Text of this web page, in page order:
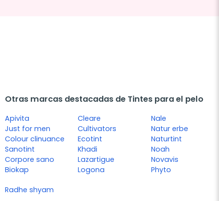
Otras marcas destacadas de Tintes para el pelo
Apivita
Just for men
Colour clinuance
Sanotint
Corpore sano
Biokap
Cleare
Cultivators
Ecotint
Khadi
Lazartigue
Logona
Nale
Natur erbe
Naturtint
Noah
Novavis
Phyto
Radhe shyam